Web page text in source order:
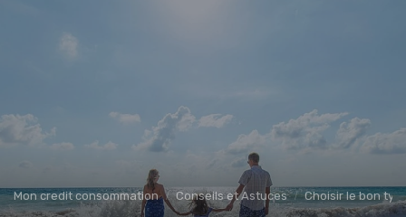
Mon credit consommation Conseils et Astuces Choisir le bon